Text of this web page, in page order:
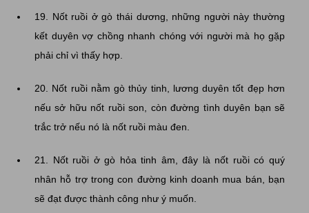
19. Nốt ruồi ở gò thái dương, những người này thường
kết duyên vợ chồng nhanh chóng với người mà họ gặp
phải chỉ vì thấy hợp.
20. Nốt ruồi nằm gò thủy tinh, lương duyên tốt đẹp hơn
nếu sở hữu nốt ruồi son, còn đường tình duyên bạn sẽ
trắc trở nếu nó là nốt ruồi màu đen.
21. Nốt ruồi ở gò hỏa tinh âm, đây là nốt ruồi có quý
nhân hỗ trợ trong con đường kinh doanh mua bán, bạn
sẽ đạt được thành công như ý muốn.